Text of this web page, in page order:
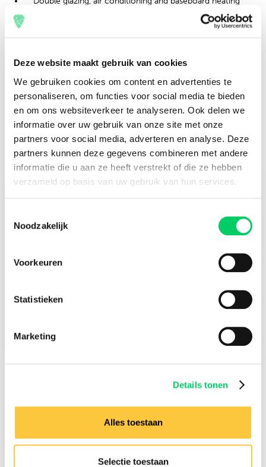
Deze website maakt gebruik van cookies
We gebruiken cookies om content en advertenties te
personaliseren, om functies voor social media te bieden
en om ons websiteverkeer te analyseren. Ook delen we
informatie over uw gebruik van onze site met onze
partners voor social media, adverteren en analyse. Deze
partners kunnen deze gegevens combineren met andere
informatie die u aan ze heeft verstrekt of die ze hebben
verzameld op basis van uw gebruik van hun services.
Noodzakelijk
Voorkeuren
Statistieken
Marketing
Details tonen
Alles toestaan
Selectie toestaan
Tourist Class: seat distance 75 cm (from axle to axle)
Festival Travel only works with certified ISO 9001 / Stichting
Keurmerk Touringcarbedrijf (SKTB) buses. This means that all
buses guarantee quality, safety and service. The drivers and
other staff are carefully selected.
Vertrekdatum
De voordelen op een rij
Doorverkoopbare tickets